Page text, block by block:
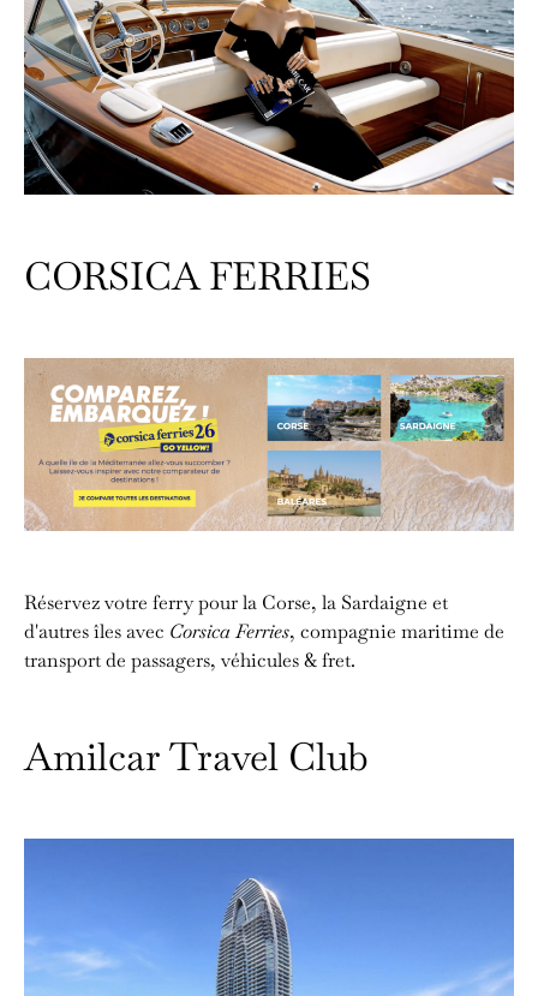
CORSICA FERRIES
Réservez votre ferry pour la Corse, la Sardaigne et
d'autres îles avec Corsica Ferries, compagnie maritime de
transport de passagers, véhicules & fret.
Amilcar Travel Club